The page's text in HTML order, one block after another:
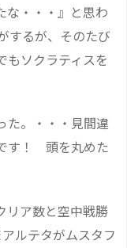
な・・・』と思わ
するが、そのたび
もソクラティスを
た。・・・見間違
す！ 頭を丸めた
リア数と空中戦勝
ルテタがムスタフ